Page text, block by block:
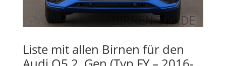
Liste mit allen Birnen für den